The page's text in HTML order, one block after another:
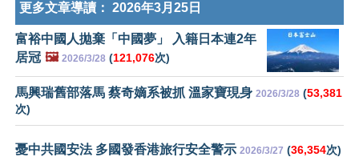
更多文章導讀： 2026年3月25日
富裕中國人拋棄「中國夢」 入籍日本連2年
居冠 🖼️ 2026/3/28 (121,076次)
馬興瑞舊部落馬 蔡奇嫡系被抓 溫家寶現身 2026/3/28 (53,381
次)
憂中共國安法 多國發香港旅行安全警示 2026/3/27 (36,354次)